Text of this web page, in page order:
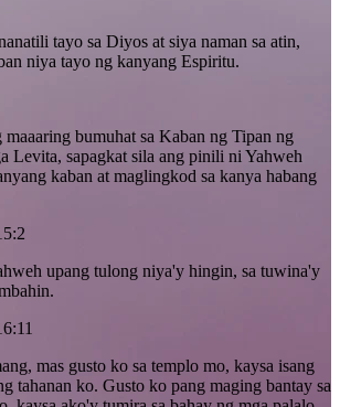
tayo sa Diyos at siya naman sa atin,
niya tayo ng kanyang Espiritu.
bumuhat sa Kaban ng Tipan ng
Levita, sapagkat sila ang pinili ni Yahweh
kaban at maglingkod sa kanya habang
upang tulong niya'y hingin, sa tuwina'y
mas gusto ko sa templo mo, kaysa isang
tahanan ko. Gusto ko pang maging bantay sa